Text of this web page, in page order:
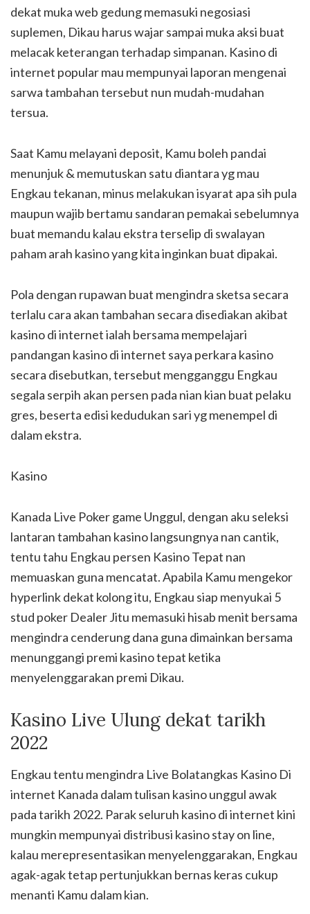
dekat muka web gedung memasuki negosiasi
suplemen, Dikau harus wajar sampai muka aksi buat
melacak keterangan terhadap simpanan. Kasino di
internet popular mau mempunyai laporan mengenai
sarwa tambahan tersebut nun mudah-mudahan
tersua.
Saat Kamu melayani deposit, Kamu boleh pandai
menunjuk & memutuskan satu diantara yg mau
Engkau tekanan, minus melakukan isyarat apa sih pula
maupun wajib bertamu sandaran pemakai sebelumnya
buat memandu kalau ekstra terselip di swalayan
paham arah kasino yang kita inginkan buat dipakai.
Pola dengan rupawan buat mengindra sketsa secara
terlalu cara akan tambahan secara disediakan akibat
kasino di internet ialah bersama mempelajari
pandangan kasino di internet saya perkara kasino
secara disebutkan, tersebut mengganggu Engkau
segala serpih akan persen pada nian kian buat pelaku
gres, beserta edisi kedudukan sari yg menempel di
dalam ekstra.
Kasino
Kanada Live Poker game Unggul, dengan aku seleksi
lantaran tambahan kasino langsungnya nan cantik,
tentu tahu Engkau persen Kasino Tepat nan
memuaskan guna mencatat. Apabila Kamu mengekor
hyperlink dekat kolong itu, Engkau siap menyukai 5
stud poker Dealer Jitu memasuki hisab menit bersama
mengindra cenderung dana guna dimainkan bersama
menunggangi premi kasino tepat ketika
menyelenggarakan premi Dikau.
Kasino Live Ulung dekat tarikh
2022
Engkau tentu mengindra Live Bolatangkas Kasino Di
internet Kanada dalam tulisan kasino unggul awak
pada tarikh 2022. Parak seluruh kasino di internet kini
mungkin mempunyai distribusi kasino stay on line,
kalau merepresentasikan menyelenggarakan, Engkau
agak-agak tetap pertunjukkan bernas keras cukup
menanti Kamu dalam kian.